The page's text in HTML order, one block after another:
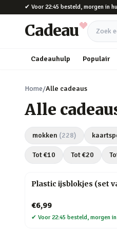
Naar hoofdinhoud
✔ Voor 22:45 besteld, morgen in
Cadeau Zoek
Cadeauhulp Populair
Home/Alle cadeaus
Alle
mokken (228)
Tot €10 Tot €20
Plastic ijsblokjes (set
€6,99
✔ Voor 22:45 besteld, morgen